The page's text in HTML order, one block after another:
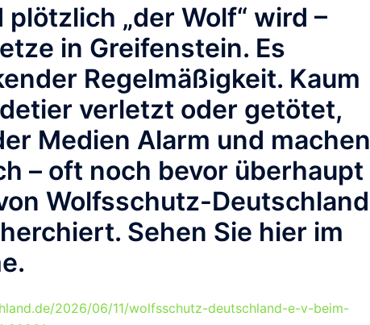
„der Wolf“ wird –
in Greifenstein. Es
Regelmäßigkeit. Kaum
verletzt oder getötet,
Medien Alarm und machen
– oft noch bevor überhaupt
Wolfsschutz-Deutschland
Sehen Sie hier im
2026/06/11/wolfsschutz-deutschland-e-v-beim-